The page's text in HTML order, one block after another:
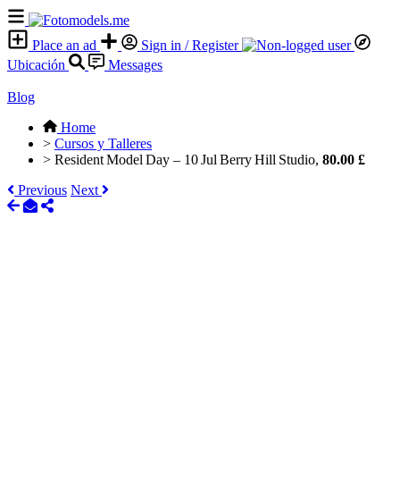
Place an ad
Sign in / Register
Ubicación
Messages
Blog
Home
> Cursos y Talleres
> Resident Model Day – 10 Jul Berry Hill Studio, 80.00 £
Previous Next